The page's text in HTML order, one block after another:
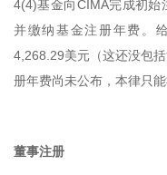
4(4)基金向CIMA完成初始
并缴纳基金注册年费。
4,268.29美元（这还没包
册年费尚未公布，本律只
董事注册